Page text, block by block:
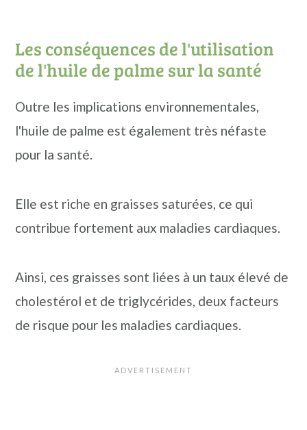
Les conséquences de l'utilisation
de l'huile de palme sur la santé
Outre les implications environnementales,
l'huile de palme est également très néfaste
pour la santé.
Elle est riche en graisses saturées, ce qui
contribue fortement aux maladies cardiaques.
Ainsi, ces graisses sont liées à un taux élevé de
cholestérol et de triglycérides, deux facteurs
de risque pour les maladies cardiaques.